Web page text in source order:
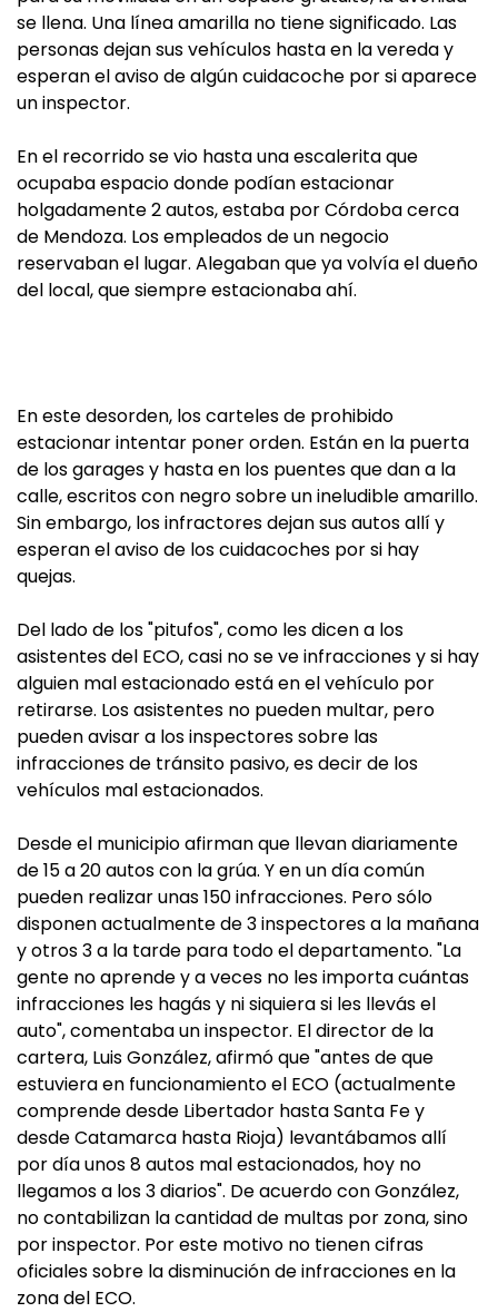
se llena. Una línea amarilla no tiene significado. Las
personas dejan sus vehículos hasta en la vereda y
esperan el aviso de algún cuidacoche por si aparece
un inspector.
En el recorrido se vio hasta una escalerita que
ocupaba espacio donde podían estacionar
holgadamente 2 autos, estaba por Córdoba cerca
de Mendoza. Los empleados de un negocio
reservaban el lugar. Alegaban que ya volvía el dueño
del local, que siempre estacionaba ahí.
En este desorden, los carteles de prohibido
estacionar intentar poner orden. Están en la puerta
de los garages y hasta en los puentes que dan a la
calle, escritos con negro sobre un ineludible amarillo.
Sin embargo, los infractores dejan sus autos allí y
esperan el aviso de los cuidacoches por si hay
quejas.
Del lado de los "pitufos", como les dicen a los
asistentes del ECO, casi no se ve infracciones y si hay
alguien mal estacionado está en el vehículo por
retirarse. Los asistentes no pueden multar, pero
pueden avisar a los inspectores sobre las
infracciones de tránsito pasivo, es decir de los
vehículos mal estacionados.
Desde el municipio afirman que llevan diariamente
de 15 a 20 autos con la grúa. Y en un día común
pueden realizar unas 150 infracciones. Pero sólo
disponen actualmente de 3 inspectores a la mañana
y otros 3 a la tarde para todo el departamento. "La
gente no aprende y a veces no les importa cuántas
infracciones les hagás y ni siquiera si les llevás el
auto", comentaba un inspector. El director de la
cartera, Luis González, afirmó que "antes de que
estuviera en funcionamiento el ECO (actualmente
comprende desde Libertador hasta Santa Fe y
desde Catamarca hasta Rioja) levantábamos allí
por día unos 8 autos mal estacionados, hoy no
llegamos a los 3 diarios". De acuerdo con González,
no contabilizan la cantidad de multas por zona, sino
por inspector. Por este motivo no tienen cifras
oficiales sobre la disminución de infracciones en la
zona del ECO.